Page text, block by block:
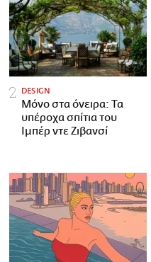
DESIGN
Μόνο στα όνειρα: Τα
υπέροχα σπίτια του
Ιμπέρ ντε Ζιβανσί